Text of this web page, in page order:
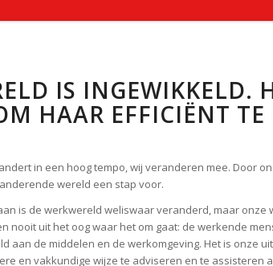
IS INGEWIKKELD.
HAAR EFFICIËNT
in een hoog tempo, wij veranderen mee. Door
wereld een stap voor.
is de werkwereld weliswaar veranderd, maar onze
nooit uit het oog waar het om gaat: de werkende
aan de middelen en de werkomgeving. Het is onze
en vakkundige wijze te adviseren en te assisteren